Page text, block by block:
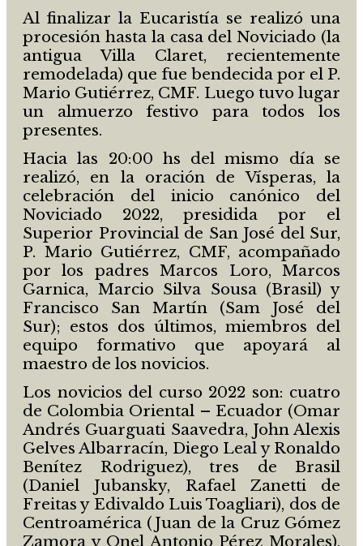
Al finalizar la Eucaristía se realizó una
procesión hasta la casa del Noviciado (la
antigua Villa Claret, recientemente
remodelada) que fue bendecida por el P.
Mario Gutiérrez, CMF. Luego tuvo lugar
un almuerzo festivo para todos los
presentes.
Hacia las 20:00 hs del mismo día se
realizó, en la oración de Vísperas, la
celebración del inicio canónico del
Noviciado 2022, presidida por el
Superior Provincial de San José del Sur,
P. Mario Gutiérrez, CMF, acompañado
por los padres Marcos Loro, Marcos
Garnica, Marcio Silva Sousa (Brasil) y
Francisco San Martín (Sam José del
Sur); estos dos últimos, miembros del
equipo formativo que apoyará al
maestro de los novicios.
Los novicios del curso 2022 son: cuatro
de Colombia Oriental – Ecuador (Omar
Andrés Guarguati Saavedra, John Alexis
Gelves Albarracín, Diego Leal y Ronaldo
Benítez Rodriguez), tres de Brasil
(Daniel Jubansky, Rafael Zanetti de
Freitas y Edivaldo Luis Toagliari), dos de
Centroamérica (Juan de la Cruz Gómez
Zamora y Onel Antonio Pérez Morales),